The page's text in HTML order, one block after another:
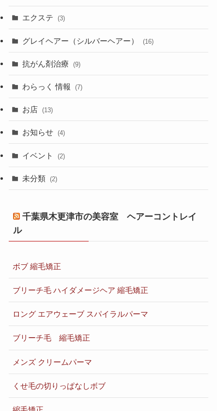
エクステ (3)
グレイヘアー（シルバーヘアー） (16)
抗がん剤治療 (9)
わらっく 情報 (7)
お店 (13)
お知らせ (4)
イベント (2)
未分類 (2)
千葉県木更津市の美容室 ヘアーコントレイ
ル
ボブ 縮毛矯正
ブリーチ毛 ハイダメージヘア 縮毛矯正
ロング エアウェーブ スパイラルパーマ
ブリーチ毛 縮毛矯正
メンズ クリームパーマ
くせ毛の切りっぱなしボブ